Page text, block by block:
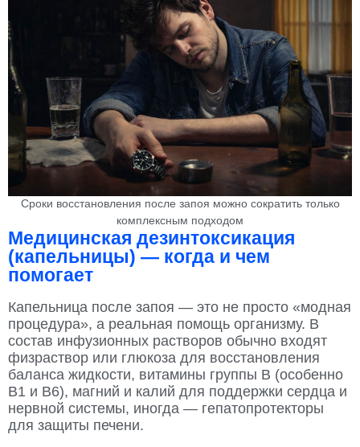
Сроки восстановления после запоя можно сократить только
комплексным подходом
Медицинская дезинтоксикация
(капельницы) — когда и чем
помогает
Капельница после запоя — это не просто «модная
процедура», а реальная помощь организму. В
состав инфузионных растворов обычно входят
физраствор или глюкоза для восстановления
баланса жидкости, витамины группы B (особенно
B1 и B6), магний и калий для поддержки сердца и
нервной системы, иногда — гепатопротекторы
для защиты печени.